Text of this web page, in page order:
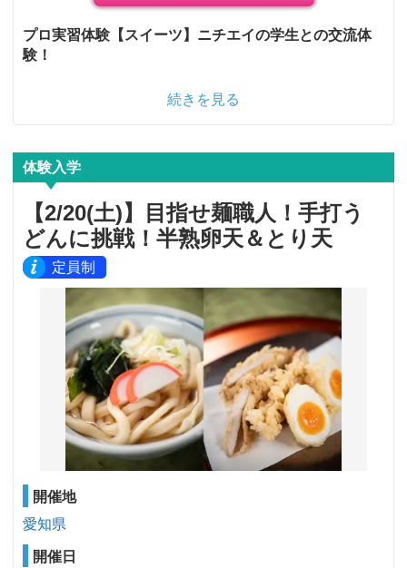
プロ実習体験【スイーツ】ニチエイの学生との交流体
験！
続きを見る
体験入学
【2/20(土)】目指せ麺職人！手打う
どんに挑戦！半熟卵天＆とり天
定員制
開催地
愛知県
開催日